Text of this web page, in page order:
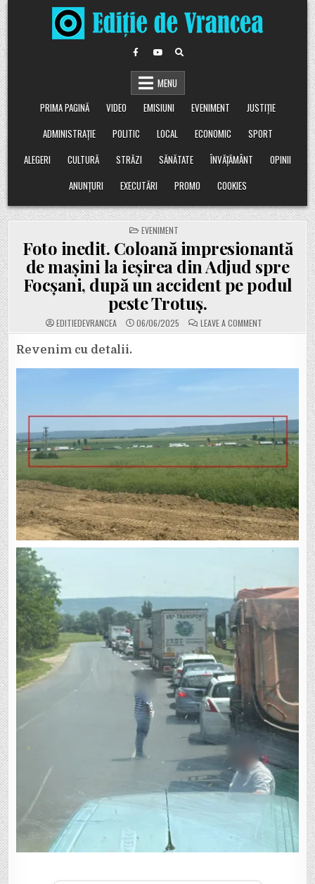
Skip
to
content
MENU
PRIMA PAGINĂ
VIDEO EMISIUNI EVENIMENT
JUSTIȚIE
ADMINISTRAȚIE
POLITIC LOCAL ECONOMIC
SPORT
ALEGERI
CULTURĂ STRĂZI SĂNĂTATE ÎNVĂȚĂMÂNT
OPINII
ANUNȚURI
EXECUTĂRI PROMO COOKIES
POSTED
IN
EVENIMENT
Foto inedit. Coloană impresionantă
de mașini la ieșirea din Adjud spre
Focșani, după un accident pe podul
peste Trotuș.
EDITIEDEVRANCEA 06/06/2025 LEAVE A COMMENT
FOTO
SPRE
FOCȘANI,
DUPĂ
UN
ACCIDENT
PE
PODUL
PESTE
TROTUȘ.
Revenim cu detalii.